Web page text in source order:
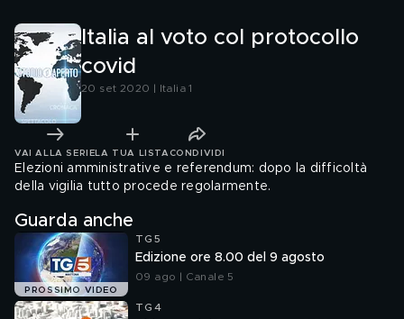
Italia al voto col protocollo
covid
20 set 2020 | Italia 1
VAI ALLA SERIE LA TUA LISTA CONDIVIDI
Elezioni amministrative e referendum: dopo la difficoltà
della vigilia tutto procede regolarmente.
Guarda anche
PROSSIMO VIDEO
TG5
Edizione ore 8.00 del 9 agosto
09 ago | Canale 5
TG4